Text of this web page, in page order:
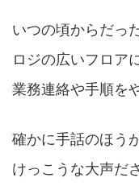
いつの頃からだっ
ロジの広いフロア
業務連絡や手順を
確かに手話のほう
けっこうな大声だ